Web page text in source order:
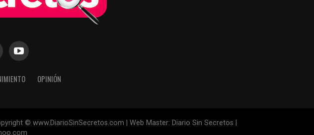
OPINIÓN
© www.DiarioSinSecretos.com | Web Master: Diario Sin Secretos |